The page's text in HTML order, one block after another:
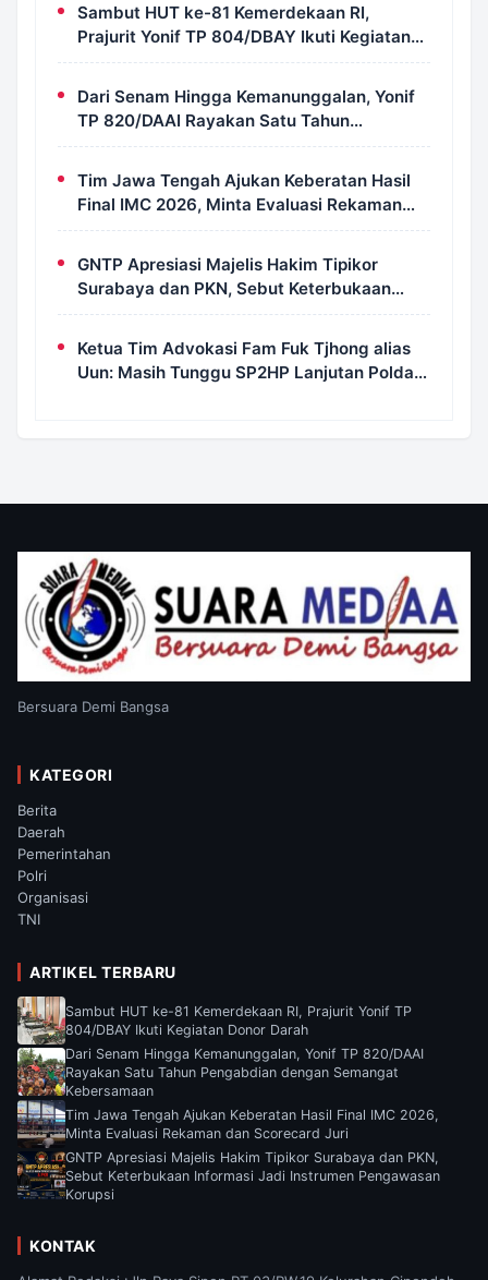
Sambut HUT ke-81 Kemerdekaan RI,
Prajurit Yonif TP 804/DBAY Ikuti Kegiatan
Donor Darah
Dari Senam Hingga Kemanunggalan, Yonif
TP 820/DAAI Rayakan Satu Tahun
Pengabdian dengan Semangat
Tim Jawa Tengah Ajukan Keberatan Hasil
Final IMC 2026, Minta Evaluasi Rekaman
dan Scorecard Juri
GNTP Apresiasi Majelis Hakim Tipikor
Surabaya dan PKN, Sebut Keterbukaan
Informasi Jadi Instrumen Pengawasan
Ketua Tim Advokasi Fam Fuk Tjhong alias
Uun: Masih Tunggu SP2HP Lanjutan Polda
Bersuara Demi Bangsa
KATEGORI
Berita
Daerah
Pemerintahan
Polri
Organisasi
TNI
ARTIKEL TERBARU
Sambut HUT ke-81 Kemerdekaan RI, Prajurit Yonif TP
804/DBAY Ikuti Kegiatan Donor Darah
Dari Senam Hingga Kemanunggalan, Yonif TP 820/DAAI
Rayakan Satu Tahun Pengabdian dengan Semangat
Kebersamaan
Tim Jawa Tengah Ajukan Keberatan Hasil Final IMC 2026,
Minta Evaluasi Rekaman dan Scorecard Juri
GNTP Apresiasi Majelis Hakim Tipikor Surabaya dan PKN,
Sebut Keterbukaan Informasi Jadi Instrumen Pengawasan
Korupsi
KONTAK